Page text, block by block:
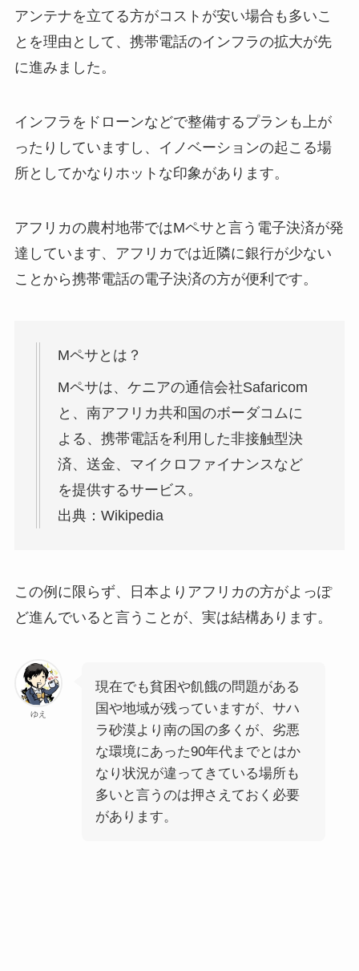
アンテナを立てる方がコストが安い場合も多いこ
とを理由として、携帯電話のインフラの拡大が先
に進みました。
インフラをドローンなどで整備するプランも上が
ったりしていますし、イノベーションの起こる場
所としてかなりホットな印象があります。
アフリカの農村地帯ではMペサ と言う電子決済が発
達しています、アフリカでは近隣に銀行が少ない
ことから携帯電話の電子決済の方が便利です。
Mペサとは？
Mペサは、ケニアの通信会社Safaricom
と、南アフリカ共和国のボーダコムに
よる、携帯電話を利用した非接触型決
済、送金、マイクロファイナンスなど
を提供するサービス。
出典：Wikipedia
この例に限らず、日本よりアフリカの方がよっぽ
ど進んでいると言うことが、実は結構あります。
ゆえ
現在でも貧困や飢餓の問題がある
国や地域が残っていますが、サハ
ラ砂漠より南の国の多くが、劣悪
な環境にあった90年代までとはか
なり状況が違ってきている場所も
多いと言うのは押さえておく必要
があります。